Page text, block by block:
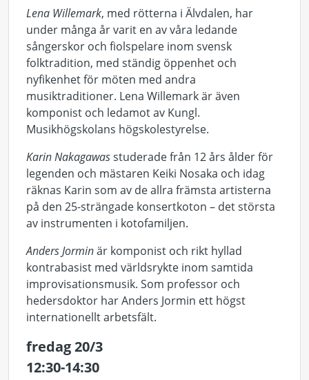
Lena Willemark, med rötterna i Älvdalen, har
under många år varit en av våra ledande
sångerskor och fiolspelare inom svensk
folktradition, med ständig öppenhet och
nyfikenhet för möten med andra
musiktraditioner. Lena Willemark är även
komponist och ledamot av Kungl.
Musikhögskolans högskolestyrelse.
Karin Nakagawasstuderade från 12 års ålder för
legenden och mästaren Keiki Nosaka och idag
räknas Karin som av de allra främsta artisterna
på den 25-strängade konsertkoton – det största
av instrumenten i kotofamiljen.
Anders Jorminär komponist och rikt hyllad
kontrabasist med världsrykte inom samtida
improvisationsmusik. Som professor och
hedersdoktor har Anders Jormin ett högst
internationellt arbetsfält.
fredag 20/3
12:30-14:30